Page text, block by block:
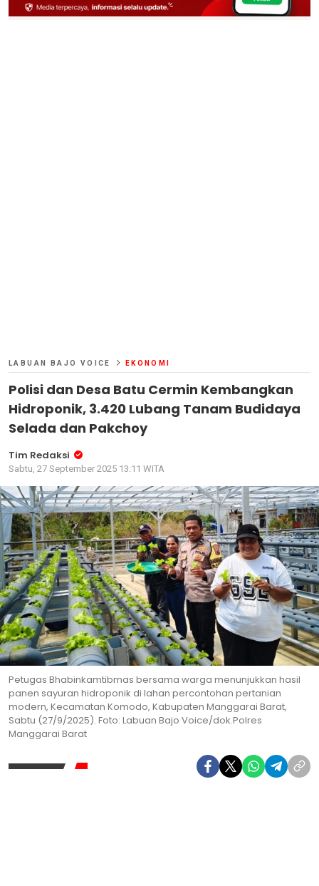
LABUAN BAJO VOICE EKONOMI
Polisi dan Desa Batu Cermin Kembangkan
Hidroponik, 3.420 Lubang Tanam Budidaya
Selada dan Pakchoy
Tim Redaksi
Sabtu, 27 September 2025 13:11 WITA
Petugas Bhabinkamtibmas bersama warga menunjukkan hasil
panen sayuran hidroponik di lahan percontohan pertanian
modern, Kecamatan Komodo, Kabupaten Manggarai Barat,
Sabtu (27/9/2025). Foto: Labuan Bajo Voice/dok.Polres
Manggarai Barat